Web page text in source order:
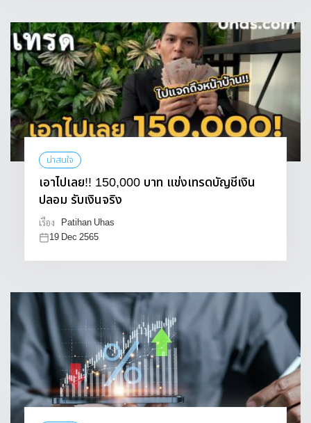
น่าสนใจ
เอาไปเลย!! 150,000 บาท แข่งเทรดบัญชีเงิน
ปลอม รับเงินจริง
เรื่อง
Patihan Uhas
19 Dec 2565